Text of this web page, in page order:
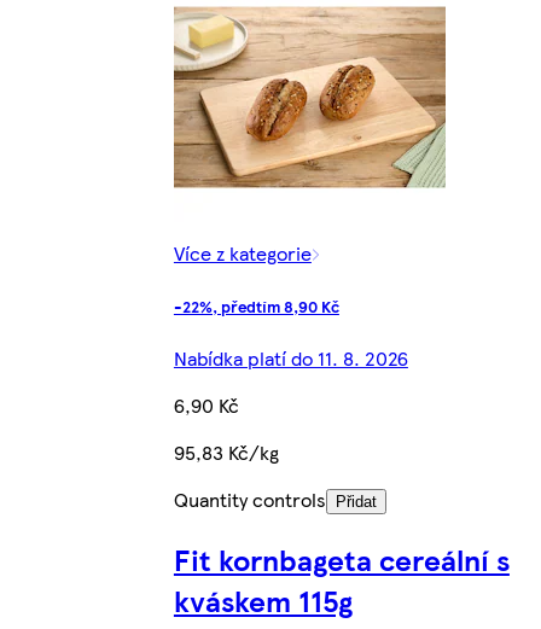
Více z kategorie
-22%, předtím 8,90 Kč
Nabídka platí do 11. 8. 2026
6,90 Kč
95,83 Kč/kg
Quantity controls
Přidat
Fit kornbageta cereální s
kváskem 115g